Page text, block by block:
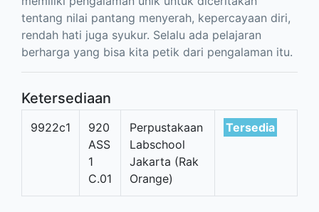
tentang nilai pantang menyerah, kepercayaan diri,
rendah hati juga syukur. Selalu ada pelajaran
berharga yang bisa kita petik dari pengalaman itu.
Ketersediaan
9922c1
920
ASS
1
C.01
Perpustakaan
Labschool
Jakarta (Rak
Orange)
Tersedia